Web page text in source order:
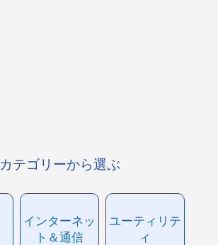
カテゴリーから選ぶ
インターネッ
ト＆通信
ユーティリテ
ィ